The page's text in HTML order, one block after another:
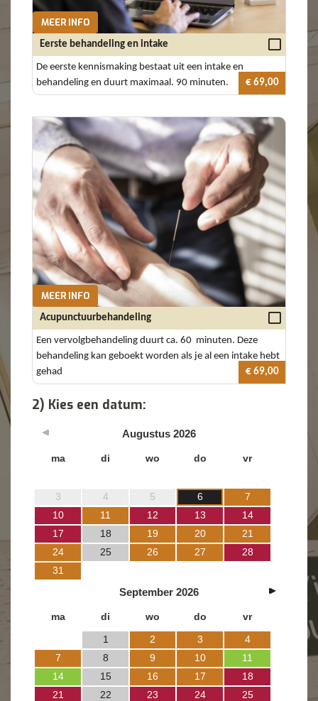
MEER INFO
Eerste behandeling en intake
De eerste kennismaking bestaat uit een intake en
behandeling en duurt maximaal. 90 minuten.
€ 69,00
MEER INFO
Acupunctuurbehandeling
Een vervolgbehandeling duurt ca. 60 minuten. Deze
behandeling kan geboekt worden als je al een intake hebt
gehad
€ 69,00
2) Kies een datum:
Augustus 2026
ma di wo do vr
3 4 5 6
7
10
11 12 13
14
17
18 19 20
21
24
25 26 27
28
31
September 2026
ma di wo do vr
1 2 3
4
7
8 9 10
11
14
15 16 17
18
21
22 23 24
25